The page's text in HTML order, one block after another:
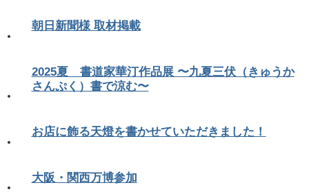
朝日新聞様 取材掲載
2025夏 書道家華汀作品展 〜九夏三伏（きゅうか
さんぷく）書で涼む〜
お店に飾る天燈を書かせていただきました！
大阪・関西万博参加